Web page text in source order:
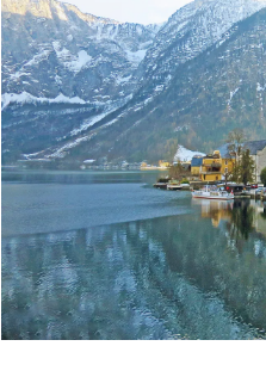
ERLEBEN
MUSS